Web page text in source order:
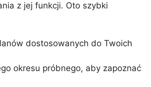
z jej funkcji. Oto szybki
dostosowanych do Twoich
okresu próbnego, aby zapoznać